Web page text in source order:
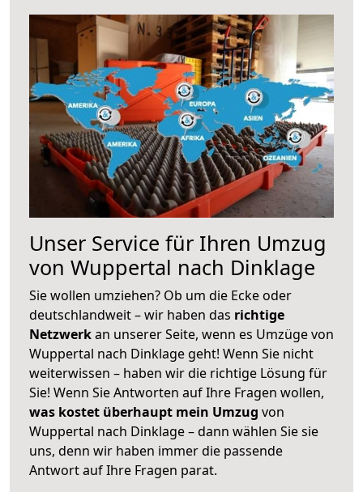
Unser Service für Ihren Umzug
von Wuppertal nach Dinklage
Sie wollen umziehen? Ob um die Ecke oder
deutschlandweit – wir haben das richtige
Netzwerkan unserer Seite, wenn es Umzüge von
Wuppertal nach Dinklage geht! Wenn Sie nicht
weiterwissen – haben wir die richtige Lösung für
Sie! Wenn Sie Antworten auf Ihre Fragen wollen,
was kostet überhaupt mein Umzug von
Wuppertal nach Dinklage – dann wählen Sie sie
uns, denn wir haben immer die passende
Antwort auf Ihre Fragen parat.